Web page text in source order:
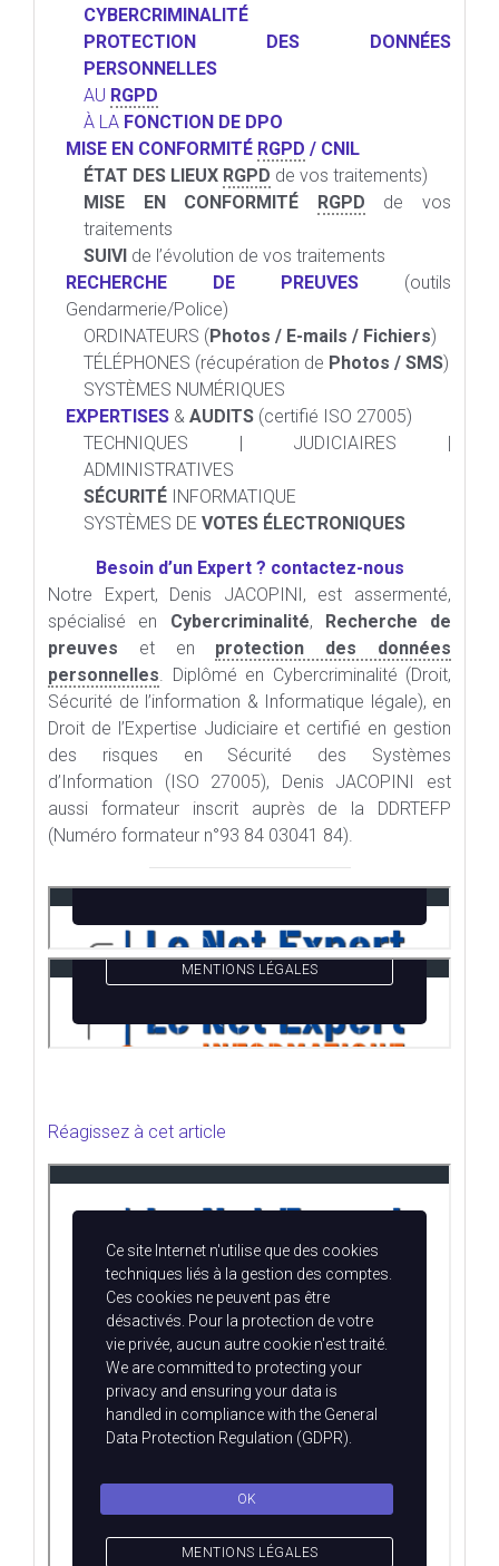
CYBERCRIMINALITÉ
PROTECTION DES DONNÉES
PERSONNELLES
AU RGPD
À LA FONCTION DE DPO
MISE EN CONFORMITÉ RGPD / CNIL
ÉTAT DES LIEUX RGPD de vos traitements)
MISE EN CONFORMITÉ RGPD de vos
traitements
SUIVI de l’évolution de vos traitements
RECHERCHE DE PREUVES (outils
Gendarmerie/Police)
ORDINATEURS (Photos / E-mails / Fichiers)
TÉLÉPHONES (récupération de Photos / SMS)
SYSTÈMES NUMÉRIQUES
EXPERTISES & AUDITS (certifié ISO 27005)
TECHNIQUES | JUDICIAIRES |
ADMINISTRATIVES
SÉCURITÉ INFORMATIQUE
SYSTÈMES DE VOTES ÉLECTRONIQUES
Besoin d’un Expert ? contactez-nous
Notre Expert, Denis JACOPINI, est assermenté,
spécialisé en Cybercriminalité, Recherche de
preuves et en protection des données
personnelles. Diplômé en Cybercriminalité (Droit,
Sécurité de l’information & Informatique légale), en
Droit de l’Expertise Judiciaire et certifié en gestion
des risques en Sécurité des Systèmes
d’Information (ISO 27005), Denis JACOPINI est
aussi formateur inscrit auprès de la DDRTEFP
(Numéro formateur n°93 84 03041 84).
Réagissez à cet article